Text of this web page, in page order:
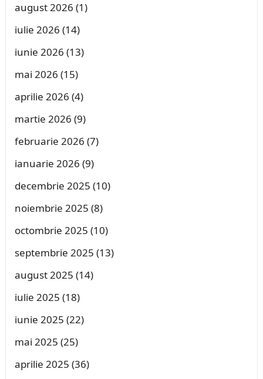
august 2026 (1)
iulie 2026 (14)
iunie 2026 (13)
mai 2026 (15)
aprilie 2026 (4)
martie 2026 (9)
februarie 2026 (7)
ianuarie 2026 (9)
decembrie 2025 (10)
noiembrie 2025 (8)
octombrie 2025 (10)
septembrie 2025 (13)
august 2025 (14)
iulie 2025 (18)
iunie 2025 (22)
mai 2025 (25)
aprilie 2025 (36)